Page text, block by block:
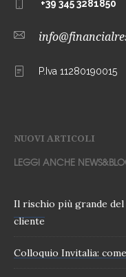
+39 345 3281850
P.Iva 11280190015
NUOVI ARTICOLI
LEGGI ANCHE
Il rischio più grande del
cliente
Colloquio Invitalia: